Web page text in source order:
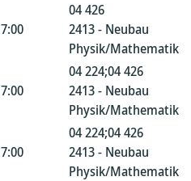
04 426
2413 - Neubau
Physik/Mathematik
04 224;04 426
2413 - Neubau
Physik/Mathematik
04 224;04 426
2413 - Neubau
Physik/Mathematik